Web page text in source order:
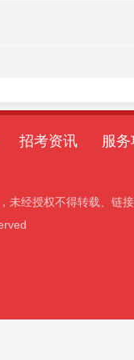
招考资讯 服
未经授权不得转载、链